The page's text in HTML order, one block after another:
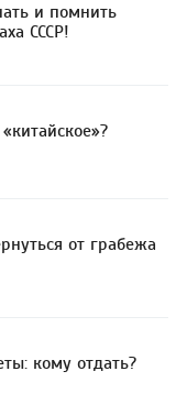
и помнить
СССР!
от грабежа
кому отдать?